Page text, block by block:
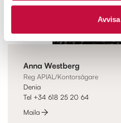
Avvisa
Anna Westberg
Reg APIAL/Kontorsägare
Denia
Tel +34 618 25 20 64
Maila